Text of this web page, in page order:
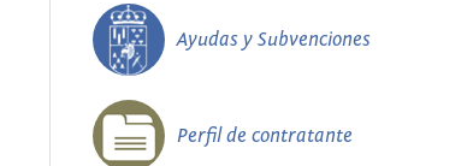
Ayudas y Subvenciones
Perfil de contratante